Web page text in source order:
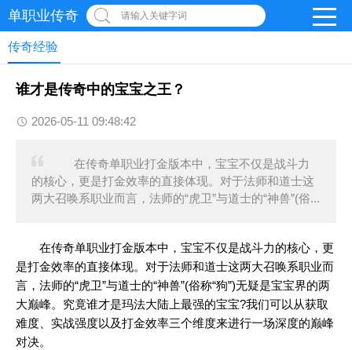
单职业传奇 请输入关键字词
传奇经验
谁才是传奇中的宝宝之王？
2026-05-11 09:48:42
在传奇单职业打金版本中，宝宝不仅是战斗力
的核心，更是打金效率的直接体现。对于法师和道士这
两大召唤系职业而言，法师的“虎卫”与道士的“神兽”(俗...
在传奇单职业打金版本中，宝宝不仅是战斗力的核心，更
是打金效率的直接体现。对于法师和道士这两大召唤系职业而
言，法师的“虎卫”与道士的“神兽”(俗称“狗”)无疑是宝宝界的两
大巅峰。究竟谁才是玛法大陆上最强的宝宝?我们可以从获取
难度、实战强度以及打金效率三个维度来进行一场深度的巅峰
对决。